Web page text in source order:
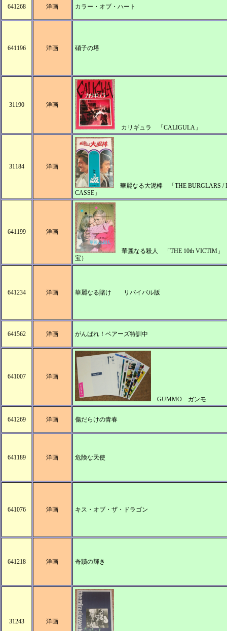
641268 洋画 カラー・オブ・ハート
641196 洋画 硝子の塔
31190 洋画
カリギュラ 「CALIGULA」
31184 洋画
華麗なる大泥棒 「THE BURGLARS /
CASSE」
641199 洋画
華麗なる殺人 「THE 10th VICTIM」
宝）
641234 洋画 華麗なる賭け リバイバル版
641562 洋画 がんばれ！ベアーズ特訓中
641007 洋画
GUMMO ガンモ
641269 洋画 傷だらけの青春
641189 洋画 危険な天使
641076 洋画 キス・オブ・ザ・ドラゴン
641218 洋画 奇蹟の輝き
31243 洋画